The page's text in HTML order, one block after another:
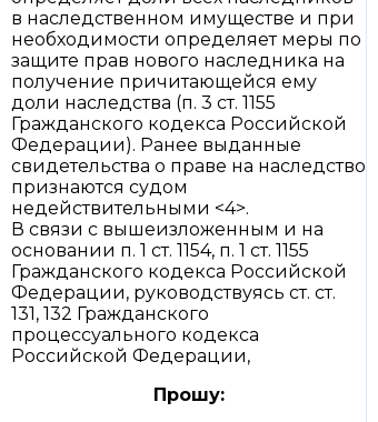
в наследственном имуществе и при
необходимости определяет меры по
защите прав нового наследника на
получение причитающейся ему
доли наследства (п. 3 ст. 1155
Гражданского кодекса Российской
Федерации). Ранее выданные
свидетельства о праве на наследство
признаются судом
недействительными <4>.
В связи с вышеизложенным и на
основании п. 1 ст. 1154, п. 1 ст. 1155
Гражданского кодекса Российской
Федерации, руководствуясь ст. ст.
131, 132 Гражданского
процессуального кодекса
Российской Федерации,
Прошу: